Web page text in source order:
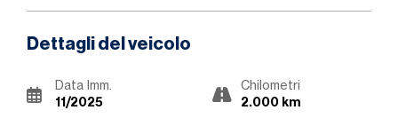
Dettagli del veicolo
Data Imm.
11/2025
Chilometri
2.000 km